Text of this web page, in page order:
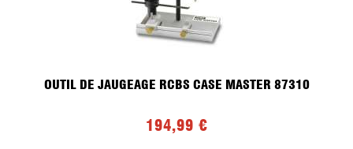
OUTIL DE JAUGEAGE RCBS CASE MASTER 87310
194,99 €